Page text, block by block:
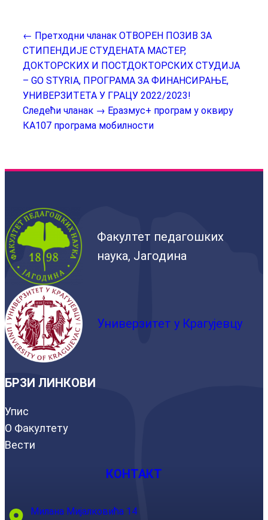
← Претходни чланак ОТВОРЕН ПОЗИВ ЗА
СТИПЕНДИЈЕ СТУДЕНАТА МАСТЕР,
ДОКТОРСКИХ И ПОСТДОКТОРСКИХ СТУДИЈА
– GO STYRIA, ПРОГРАМА ЗА ФИНАНСИРАЊЕ,
УНИВЕРЗИТЕТА У ГРАЦУ 2022/2023!
Следећи чланак → Еразмус+ програм у оквиру
КА107 програма мобилности
Факултет педагошких
наука, Јагодина
Универзитет у Крагујевцу
БРЗИ ЛИНКОВИ
Упис
О Факултету
Вести
КОНТАКТ
Милана Мијалковића 14